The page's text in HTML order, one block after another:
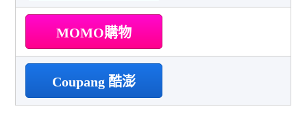
MOMO購物
Coupang 酷澎